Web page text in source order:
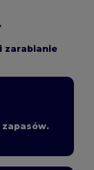
zarabianie
zapasów.